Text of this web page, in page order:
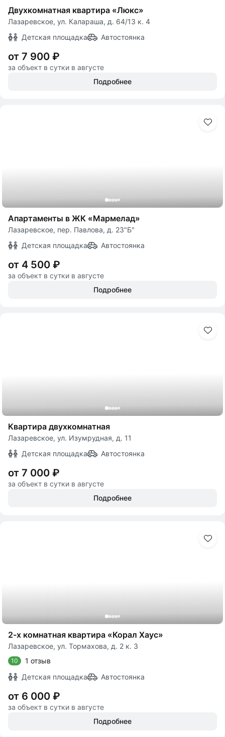
Двухкомнатная квартира «Люкс»
Лазаревское, ул. Калараша, д. 64/13 к. 4
Детская площадка
Автостоянка
от 7 900 ₽
за объект в сутки в августе
Подробнее
Апартаменты в ЖК «Мармелад»
Лазаревское, пер. Павлова, д. 23"Б"
Детская площадка
Автостоянка
от 4 500 ₽
за объект в сутки в августе
Подробнее
Квартира двухкомнатная
Лазаревское, ул. Изумрудная, д. 11
Детская площадка
Автостоянка
от 7 000 ₽
за объект в сутки в августе
Подробнее
2-х комнатная квартира «Корал Хаус»
Лазаревское, ул. Тормахова, д. 2 к. 3
10
1 отзыв
Детская площадка
Автостоянка
от 6 000 ₽
за объект в сутки в августе
Подробнее